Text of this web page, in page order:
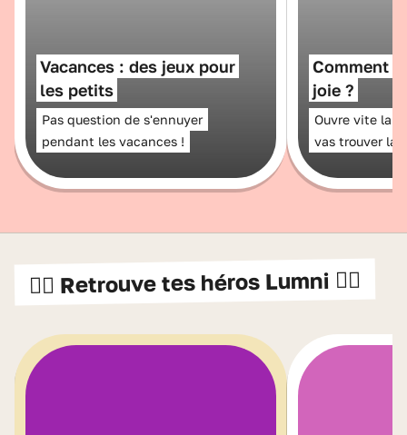
Vacances : des jeux pour
les petits
Pas question de s'ennuyer
pendant les vacances !
Comment
joie ?
Ouvre vite la
vas trouver la
🦸‍♀️ Retrouve tes héros Lumni 🦸‍♂️